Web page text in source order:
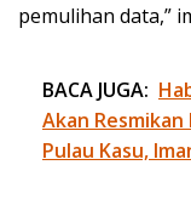
pemulihan data,”
BACA JUGA:
Akan
Pulau Kasu,